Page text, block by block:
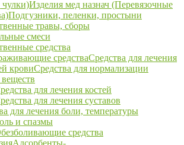
Изделия мед назнач (Перевязочные
Подгузники, пеленки, простыни
травы, сборы
смеси
средства
средстваСредства для лечения
кровиСредства для нормализации
для лечения костей
для лечения суставов
для лечения боли, температуры
и спазмы
средства